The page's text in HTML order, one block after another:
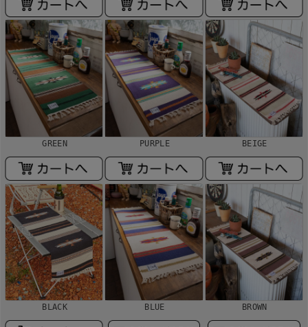
GREEN PURPLE BEIGE
BLACK BLUE BROWN